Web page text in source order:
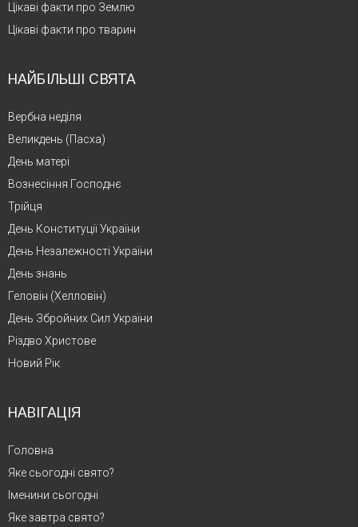
Цікаві факти про Землю
Цікаві факти про тварин
НАЙБІЛЬШІ СВЯТА
Вербна неділя
Великдень (Пасха)
День матері
Вознесіння Господнє
Трійця
День Конституції України
День Незалежності України
День знань
Геловін (Хелловін)
День Збройних Сил України
Різдво Христове
Новий Рік
НАВІГАЦІЯ
Головна
Яке сьогодні свято?
Іменини сьогодні
Яке завтра свято?